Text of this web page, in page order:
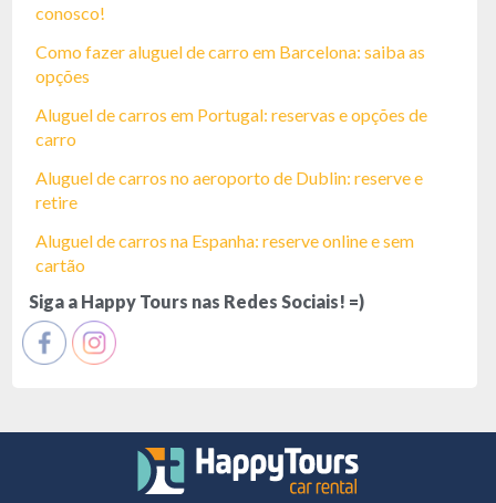
conosco!
Como fazer aluguel de carro em Barcelona: saiba as
opções
Aluguel de carros em Portugal: reservas e opções de
carro
Aluguel de carros no aeroporto de Dublin: reserve e
retire
Aluguel de carros na Espanha: reserve online e sem
cartão
Siga a Happy Tours nas Redes Sociais! =)